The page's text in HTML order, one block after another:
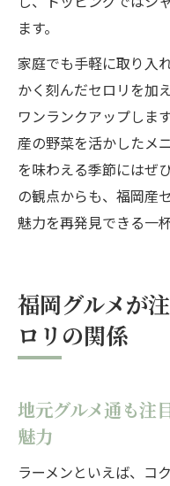
ます。
家庭でも手軽に取り入
かく刻んだセロリを加
ワンランクアップしま
産の野菜を活かしたメ
を味わえる季節にはぜ
の観点からも、福岡産
魅力を再発見できる一杯
福岡グルメが
ロリの関係
地元グルメ通も注
魅力
ラーメンといえば、コ